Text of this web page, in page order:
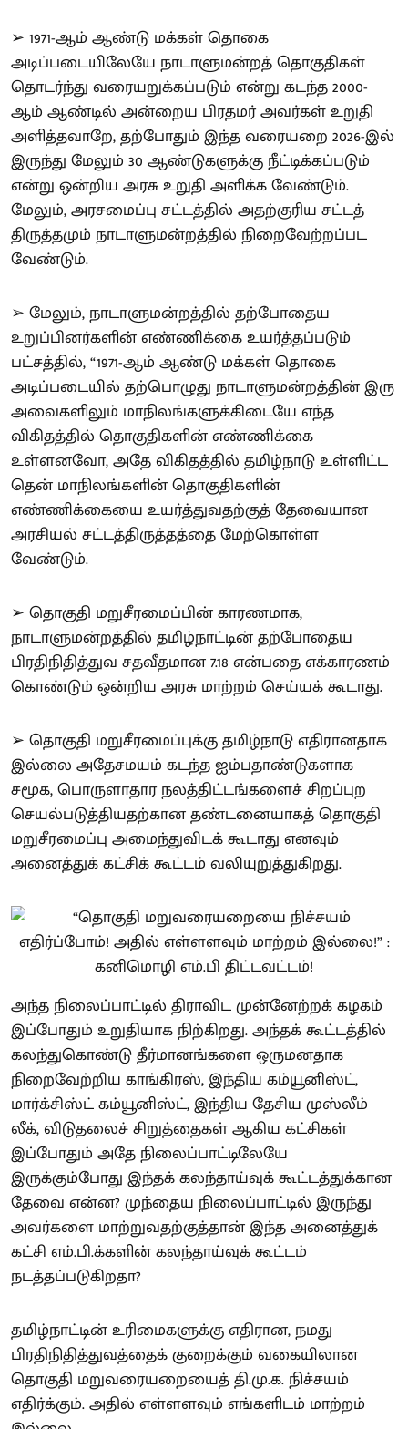
➢ 1971-ஆம் ஆண்டு மக்கள் தொகை
அடிப்படையிலேயே நாடாளுமன்றத் தொகுதிகள்
தொடர்ந்து வரையறுக்கப்படும் என்று கடந்த 2000-
ஆம் ஆண்டில் அன்றைய பிரதமர் அவர்கள் உறுதி
அளித்தவாறே, தற்போதும் இந்த வரையறை 2026-இல்
இருந்து மேலும் 30 ஆண்டுகளுக்கு நீட்டிக்கப்படும்
என்று ஒன்றிய அரசு உறுதி அளிக்க வேண்டும்.
மேலும், அரசமைப்பு சட்டத்தில் அதற்குரிய சட்டத்
திருத்தமும் நாடாளுமன்றத்தில் நிறைவேற்றப்பட
வேண்டும்.
➢ மேலும், நாடாளுமன்றத்தில் தற்போதைய
உறுப்பினர்களின் எண்ணிக்கை உயர்த்தப்படும்
பட்சத்தில், “1971-ஆம் ஆண்டு மக்கள் தொகை
அடிப்படையில் தற்பொழுது நாடாளுமன்றத்தின் இரு
அவைகளிலும் மாநிலங்களுக்கிடையே எந்த
விகிதத்தில் தொகுதிகளின் எண்ணிக்கை
உள்ளனவோ, அதே விகிதத்தில் தமிழ்நாடு உள்ளிட்ட
தென் மாநிலங்களின் தொகுதிகளின்
எண்ணிக்கையை உயர்த்துவதற்குத் தேவையான
அரசியல் சட்டத்திருத்தத்தை மேற்கொள்ள
வேண்டும்.
➢ தொகுதி மறுசீரமைப்பின் காரணமாக,
நாடாளுமன்றத்தில் தமிழ்நாட்டின் தற்போதைய
பிரதிநிதித்துவ சதவீதமான 7.18 என்பதை எக்காரணம்
கொண்டும் ஒன்றிய அரசு மாற்றம் செய்யக் கூடாது.
➢ தொகுதி மறுசீரமைப்புக்கு தமிழ்நாடு எதிரானதாக
இல்லை அதேசமயம் கடந்த ஐம்பதாண்டுகளாக
சமூக, பொருளாதார நலத்திட்டங்களைச் சிறப்புற
செயல்படுத்தியதற்கான தண்டனையாகத் தொகுதி
மறுசீரமைப்பு அமைந்துவிடக் கூடாது எனவும்
அனைத்துக் கட்சிக் கூட்டம் வலியுறுத்துகிறது.
அந்த நிலைப்பாட்டில் திராவிட முன்னேற்றக் கழகம்
இப்போதும் உறுதியாக நிற்கிறது. அந்தக் கூட்டத்தில்
கலந்துகொண்டு தீர்மானங்களை ஒருமனதாக
நிறைவேற்றிய காங்கிரஸ், இந்திய கம்யூனிஸ்ட்,
மார்க்சிஸ்ட் கம்யூனிஸ்ட், இந்திய தேசிய முஸ்லீம்
லீக், விடுதலைச் சிறுத்தைகள் ஆகிய கட்சிகள்
இப்போதும் அதே நிலைப்பாட்டிலேயே
இருக்கும்போது இந்தக் கலந்தாய்வுக் கூட்டத்துக்கான
தேவை என்ன? முந்தைய நிலைப்பாட்டில் இருந்து
அவர்களை மாற்றுவதற்குத்தான் இந்த அனைத்துக்
கட்சி எம்.பி.க்களின் கலந்தாய்வுக் கூட்டம்
நடத்தப்படுகிறதா?
தமிழ்நாட்டின் உரிமைகளுக்கு எதிரான, நமது
பிரதிநிதித்துவத்தைக் குறைக்கும் வகையிலான
தொகுதி மறுவரையறையைத் தி.மு.க. நிச்சயம்
எதிர்க்கும். அதில் எள்ளளவும் எங்களிடம் மாற்றம்